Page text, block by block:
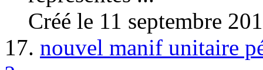
Créé le 11 septembre
17. nouvel manif unitaire